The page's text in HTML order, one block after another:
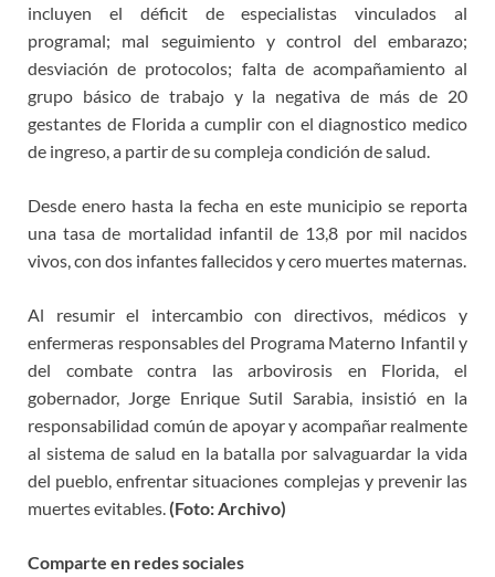
incluyen el déficit de especialistas vinculados al
programal; mal seguimiento y control del embarazo;
desviación de protocolos; falta de acompañamiento al
grupo básico de trabajo y la negativa de más de 20
gestantes de Florida a cumplir con el diagnostico medico
de ingreso, a partir de su compleja condición de salud.
Desde enero hasta la fecha en este municipio se reporta
una tasa de mortalidad infantil de 13,8 por mil nacidos
vivos, con dos infantes fallecidos y cero muertes maternas.
Al resumir el intercambio con directivos, médicos y
enfermeras responsables del Programa Materno Infantil y
del combate contra las arbovirosis en Florida, el
gobernador, Jorge Enrique Sutil Sarabia, insistió en la
responsabilidad común de apoyar y acompañar realmente
al sistema de salud en la batalla por salvaguardar la vida
del pueblo, enfrentar situaciones complejas y prevenir las
muertes evitables.(Foto: Archivo)
Comparte en redes sociales